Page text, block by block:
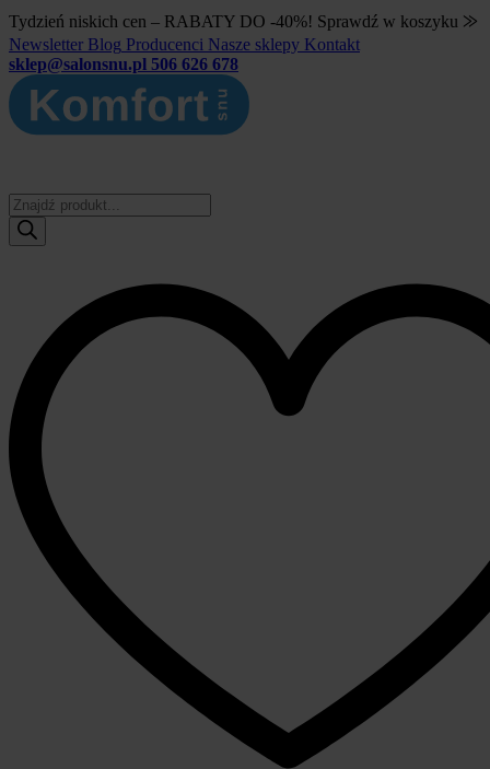
Tydzień niskich cen – RABATY DO -40%! Sprawdź w koszyku ⨠
Newsletter Blog Producenci Nasze sklepy Kontakt
sklep@salonsnu.pl 506 626 678
Wyszukiwarka
produktów